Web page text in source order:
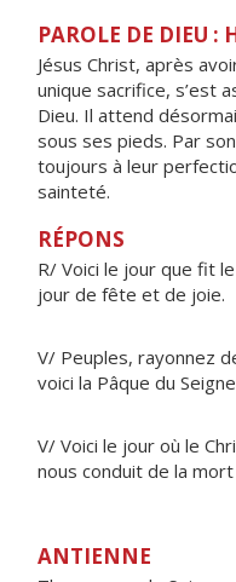
PAROLE DE DIEU :
Jésus Christ, après
unique sacrifice, s’est
Dieu. Il attend
sous ses pieds. Par
toujours à leur
sainteté.
RÉPONS
R/ Voici le jour que fit
jour de fête et de joie.
V/ Peuples, rayonnez
voici la Pâque du
V/ Voici le jour où le
nous conduit de la
ANTIENNE